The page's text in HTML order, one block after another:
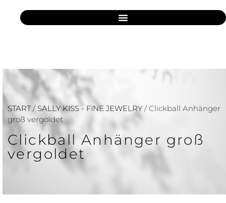
START/SALLY KISS - FINE JEWELRY / Clickball Anhänger
groß vergoldet
Clickball Anhänger groß
vergoldet